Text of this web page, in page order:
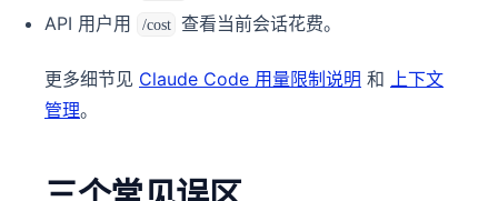
API 用户用
/cost 查看当前会话花费。
更多细节见 Claude Code 用量限制说明 和 上下文
管理。